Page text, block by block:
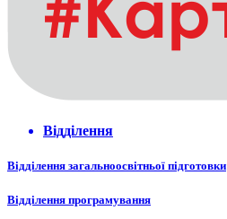
Відділення
Відділення загальноосвітньої підготовки
Відділення програмування